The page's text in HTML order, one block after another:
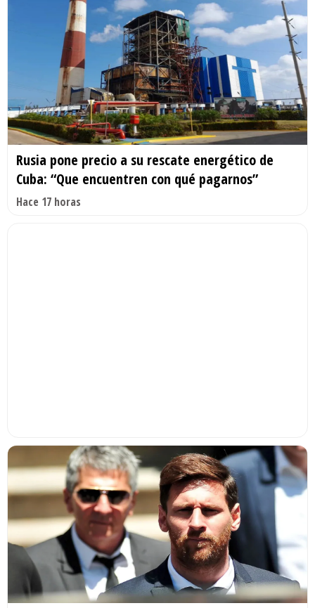
Rusia pone precio a su rescate energético de
Cuba: “Que encuentren con qué pagarnos”
Hace 17 horas